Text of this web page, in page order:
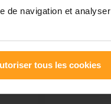
de navigation et analyser
tous les cookies
à la
à